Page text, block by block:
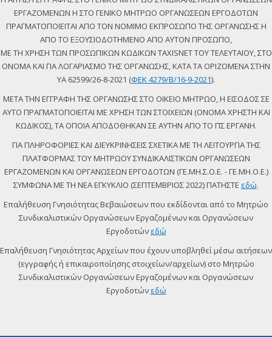
ΕΡΓΑΖΟΜΕΝΩΝ Η ΣΤΟ ΓΕΝΙΚΟ ΜΗΤΡΩΟ ΟΡΓΑΝΩΣΕΩΝ ΕΡΓΟΔΟΤΩΝ
ΠΡΑΓΜΑΤΟΠΟΙΕΙΤΑΙ ΑΠΟ ΤΟΝ ΝΟΜΙΜΟ ΕΚΠΡΟΣΩΠΟ ΤΗΣ ΟΡΓΑΝΩΣΗΣ Η
ΑΠΟ ΤΟ ΕΞΟΥΣΙΟΔΟΤΗΜΕΝΟ ΑΠΟ ΑΥΤΟΝ ΠΡΟΣΩΠΟ,
ΜΕ ΤΗ ΧΡΗΣΗ ΤΩΝ ΠΡΟΣΩΠΙΚΩΝ ΚΩΔΙΚΩΝ TAXISNET ΤΟΥ ΤΕΛΕΥΤΑΙΟΥ, ΣΤΟ
ΟΝΟΜΑ ΚΑΙ ΓΙΑ ΛΟΓΑΡΙΑΣΜΟ ΤΗΣ ΟΡΓΑΝΩΣΗΣ, ΚΑΤΑ ΤΑ ΟΡΙΖΟΜΕΝΑ ΣΤΗΝ
ΥΑ 62599/26-8-2021 (ΦΕΚ 4279/Β/16-9-2021).
ΜΕΤΑ ΤΗΝ ΕΓΓΡΑΦΗ ΤΗΣ ΟΡΓΑΝΩΣΗΣ ΣΤΟ ΟΙΚΕΙΟ ΜΗΤΡΩΟ, Η ΕΙΣΟΔΟΣ ΣΕ
ΑΥΤΟ ΠΡΑΓΜΑΤΟΠΟΙΕΙΤΑΙ ΜΕ ΧΡΗΣΗ ΤΩΝ ΣΤΟΙΧΕΙΩΝ (ΟΝΟΜΑ ΧΡΗΣΤΗ ΚΑΙ
ΚΩΔΙΚΟΣ), ΤΑ ΟΠΟΙΑ ΑΠΟΔΟΘΗΚΑΝ ΣΕ ΑΥΤΗΝ ΑΠΟ ΤΟ ΠΣ ΕΡΓΑΝΗ.
ΓΙΑ ΠΛΗΡΟΦΟΡΙΕΣ ΚΑΙ ΔΙΕΥΚΡΙΝΗΣΕΙΣ ΣΧΕΤΙΚΑ ΜΕ ΤΗ ΛΕΙΤΟΥΡΓΙΑ ΤΗΣ
ΠΛΑΤΦΟΡΜΑΣ ΤΟΥ ΜΗΤΡΩΟΥ ΣΥΝΔΙΚΑΛΙΣΤΙΚΩΝ ΟΡΓΑΝΩΣΕΩΝ
ΕΡΓΑΖΟΜΕΝΩΝ ΚΑΙ ΟΡΓΑΝΩΣΕΩΝ ΕΡΓΟΔΟΤΩΝ (ΓΕ.ΜΗ.Σ.Ο.Ε. - ΓΕ.ΜΗ.Ο.Ε.)
ΣΥΜΦΩΝΑ ΜΕ ΤΗ ΝΕΑ ΕΓΚΥΚΛΙΟ (ΣΕΠΤΕΜΒΡΙΟΣ 2022) ΠΑΤΗΣΤΕ εδώ.
Επαλήθευση Γνησιότητας Βεβαιώσεων που εκδίδονται από το Μητρώο
Συνδικαλιστικών Οργανώσεων Εργαζομένων και Οργανώσεων
Εργοδοτών εδώ
Επαλήθευση Γνησιότητας Αρχείων που έχουν υποβληθεί μέσω αιτήσεων
(εγγραφής ή επικαιροποίησης στοιχείων/αρχείων) στο Μητρώο
Συνδικαλιστικών Οργανώσεων Εργαζομένων και Οργανώσεων
Εργοδοτών εδώ